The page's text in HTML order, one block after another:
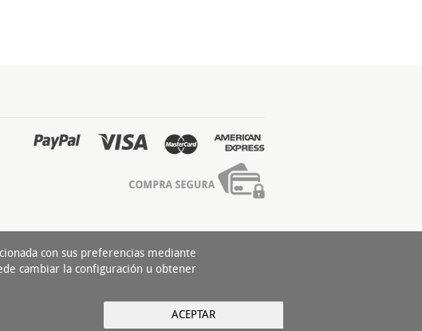
con sus preferencias mediante
cambiar la configuración u obtener
ACEPTAR